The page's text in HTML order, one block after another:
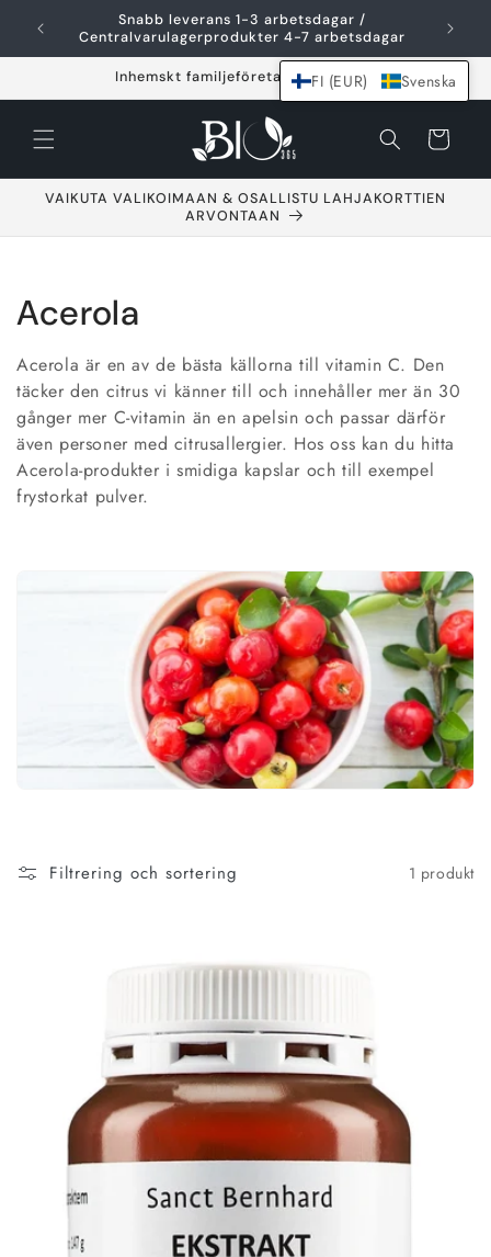
Hoppa över och
gå till innehållet
Snabb leverans 1-3 arbetsdagar /
Centralvarulagerprodukter 4-7 arbetsdagar
Inhemskt familjeföretag sedan 2021
Varukorg
VAIKUTA VALIKOIMAAN & OSALLISTU LAHJAKORTTIEN
ARVONTAAN
S
a
m
l
i
Acerola
Acerola är en av de bästa källorna till vitamin C. Den
täcker den citrus vi känner till och innehåller mer än 30
gånger mer C-vitamin än en apelsin och passar därför
även personer med citrusallergier. Hos oss kan du hitta
Acerola-produkter i smidiga kapslar och till exempel
frystorkat pulver.
Filtrering och sortering 1 produkt
FI (EUR) Svenska